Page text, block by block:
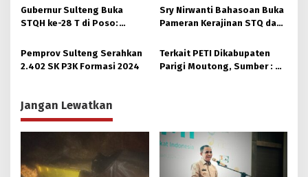
Moutong Gerak Cepat
Distribusi
Gubernur Sulteng Buka
STQH ke-28 T di Poso:
Ukhuwah dan Toleransi
Sry Nirwanti Bahasoan Buka
Pameran Kerajinan STQ dan
Pemprov Sulteng Serahkan
2.402 SK P3K Formasi 2024
Terkait PETI Dikabupaten
Parigi Moutong, Sumber : Di
Jangan Lewatkan